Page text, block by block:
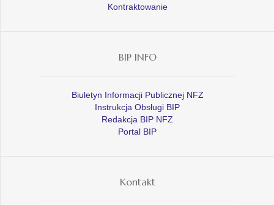
Kontraktowanie
BIP INFO
Biuletyn Informacji Publicznej NFZ
Instrukcja Obsługi BIP
Redakcja BIP NFZ
Portal BIP
Kontakt